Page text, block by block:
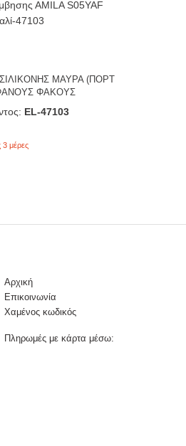
ΣΙΛΙΚΟΝΗΣ ΜΑΥΡΑ (ΠΟΡΤ
ΦΑΚΟΥΣ
EL-47103
μέρες
Αρχική
Επικοινωνία
Χαμένος κωδικός
Πληρωμές με κάρτα μέσω: